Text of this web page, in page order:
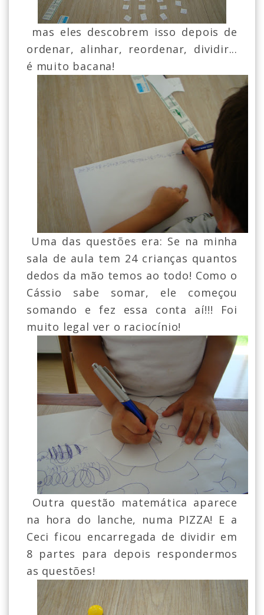
mas eles descobrem isso depois de
ordenar, alinhar, reordenar, dividir...
é muito bacana!
Uma das questões era: Se na minha
sala de aula tem 24 crianças quantos
dedos da mão temos ao todo! Como o
Cássio sabe somar, ele começou
somando e fez essa conta aí!!! Foi
muito legal ver o raciocínio!
Outra questão matemática aparece
na hora do lanche, numa PIZZA! E a
Ceci ficou encarregada de dividir em
8 partes para depois respondermos
as questões!